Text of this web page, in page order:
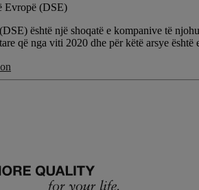
Evropë (DSE)
është një shoqatë e kompanive të
që nga viti 2020 dhe për këtë arsye